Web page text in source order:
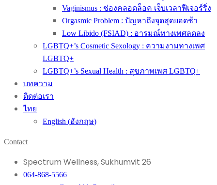
Vaginismus : ช่องคลอดล็อค เจ็บเวลาฟีเจอร์ริ่ง
Orgasmic Problem : ปัญหาถึงจุดสุดยอดช้า
Low Libido (FSIAD) : อารมณ์ทางเพศลดลง
LGBTQ+’s Cosmetic Sexology : ความงามทางเพศ
LGBTQ+
LGBTQ+’s Sexual Health : สุขภาพเพศ LGBTQ+
บทความ
ติดต่อเรา
ไทย
English (อังกฤษ)
Contact
Spectrum Wellness, Sukhumvit 26
064-868-5566